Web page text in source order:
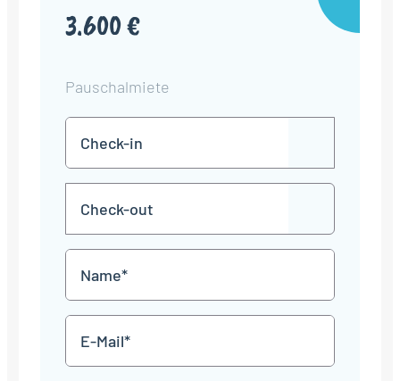
3.600 €
Pauschalmiete
in
TT
Punkt
MM
JJJJ
TT
Punkt
MM
JJJJ
Mail